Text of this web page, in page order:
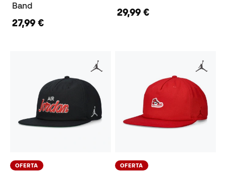
Band
27,99 €
29,99 €
OFERTA OFERTA